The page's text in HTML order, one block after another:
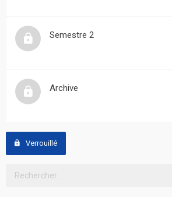
Sujets
sans
réponse
actifs
Recherche
Semestre 2
Archive
Verrouillé